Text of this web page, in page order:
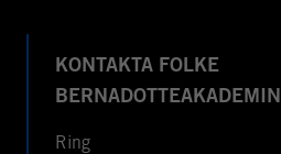
KONTAKTA FOLKE
BERNADOTTEAKADEMIN
Ring